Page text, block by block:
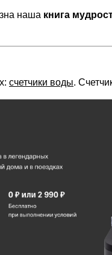
наша книга
счетчики воды.